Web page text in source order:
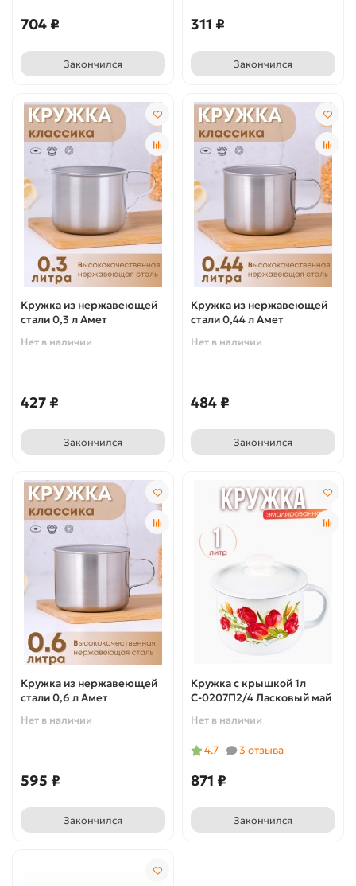
704 ₽
Закончился
311 ₽
Закончился
Кружка из нержавеющей
стали 0,3 л Амет
Нет в наличии
427 ₽
Закончился
Кружка из нержавеющей
стали 0,44 л Амет
Нет в наличии
484 ₽
Закончился
Кружка из нержавеющей
стали 0,6 л Амет
Нет в наличии
595 ₽
Закончился
Кружка с крышкой 1л
С-0207П2/4 Ласковый май
Нет в наличии
4.7 3 отзыва
871 ₽
Закончился